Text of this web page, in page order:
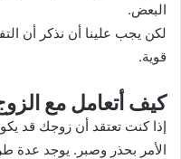
البعض.
لكن يجب علينا أن نذكر أن
قوية.
كيف أتعامل مع
إذا كنت تعتقد أن زوجك قد
الأمر بحذر وصبر. يوجد عدة